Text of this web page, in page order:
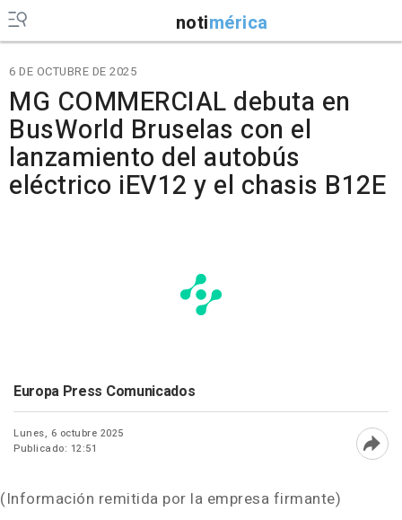
notimérica
6 DE OCTUBRE DE 2025
MG COMMERCIAL debuta en
BusWorld Bruselas con el
lanzamiento del autobús
eléctrico iEV12 y el chasis B12E
Europa Press Comunicados
Lunes, 6 octubre 2025
Publicado: 12:51
(Información remitida por la empresa firmante)